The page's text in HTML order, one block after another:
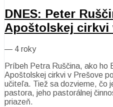
DNES: Peter
Apoštolskej cirkvi
— 4 roky
Príbeh Petra Ruščina, ako ho
Apoštolskej cirkvi v Prešove
učiteľa. Tiež sa dozvieme, čo
pastora, jeho pastorálnej
priazeň.